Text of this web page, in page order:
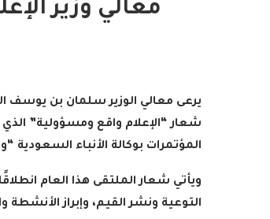
معالي وزير
يرعى معالي الوزير سلمان بن يوسف
شعار “الإعلام واقع ومسؤولية”
المؤتمرات بوكالة الأنباء السعودية
ويأتي شعار الملتقى هذا العام
التوعية ونشر القيم، وإبراز